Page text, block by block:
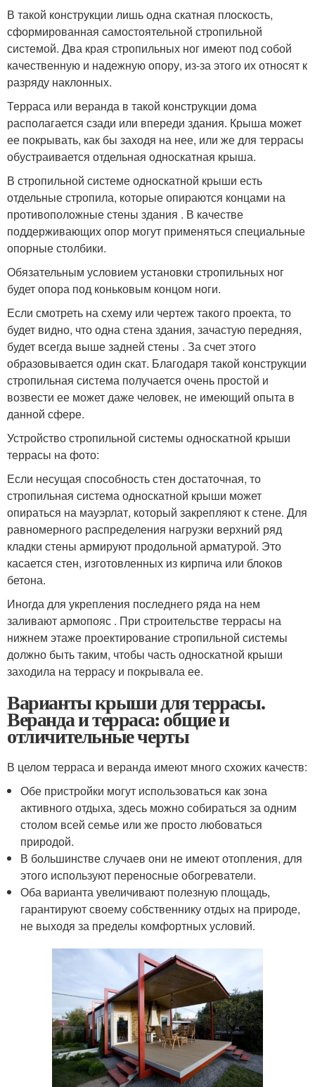
В такой конструкции лишь одна скатная плоскость,
сформированная самостоятельной стропильной
системой. Два края стропильных ног имеют под собой
качественную и надежную опору, из-за этого их относят к
разряду наклонных.
Терраса или веранда в такой конструкции дома
располагается сзади или впереди здания. Крыша может
ее покрывать, как бы заходя на нее, или же для террасы
обустраивается отдельная односкатная крыша.
В стропильной системе односкатной крыши есть
отдельные стропила, которые опираются концами на
противоположные стены здания . В качестве
поддерживающих опор могут применяться специальные
опорные столбики.
Обязательным условием установки стропильных ног
будет опора под коньковым концом ноги.
Если смотреть на схему или чертеж такого проекта, то
будет видно, что одна стена здания, зачастую передняя,
будет всегда выше задней стены . За счет этого
образовывается один скат. Благодаря такой конструкции
стропильная система получается очень простой и
возвести ее может даже человек, не имеющий опыта в
данной сфере.
Устройство стропильной системы односкатной крыши
террасы на фото:
Если несущая способность стен достаточная, то
стропильная система односкатной крыши может
опираться на мауэрлат, который закрепляют к стене. Для
равномерного распределения нагрузки верхний ряд
кладки стены армируют продольной арматурой. Это
касается стен, изготовленных из кирпича или блоков
бетона.
Иногда для укрепления последнего ряда на нем
заливают армопояс . При строительстве террасы на
нижнем этаже проектирование стропильной системы
должно быть таким, чтобы часть односкатной крыши
заходила на террасу и покрывала ее.
Варианты крыши для террасы.
Веранда и терраса: общие и
отличительные черты
В целом терраса и веранда имеют много схожих качеств:
Обе пристройки могут использоваться как зона
активного отдыха, здесь можно собираться за одним
столом всей семье или же просто любоваться
природой.
В большинстве случаев они не имеют отопления, для
этого используют переносные обогреватели.
Оба варианта увеличивают полезную площадь,
гарантируют своему собственнику отдых на природе,
не выходя за пределы комфортных условий.